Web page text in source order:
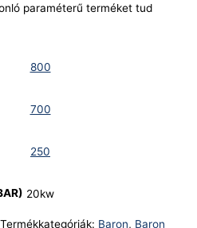
paraméterű terméket tud
800
700
250
20kw
Termékkategóriák: Baron, Baron